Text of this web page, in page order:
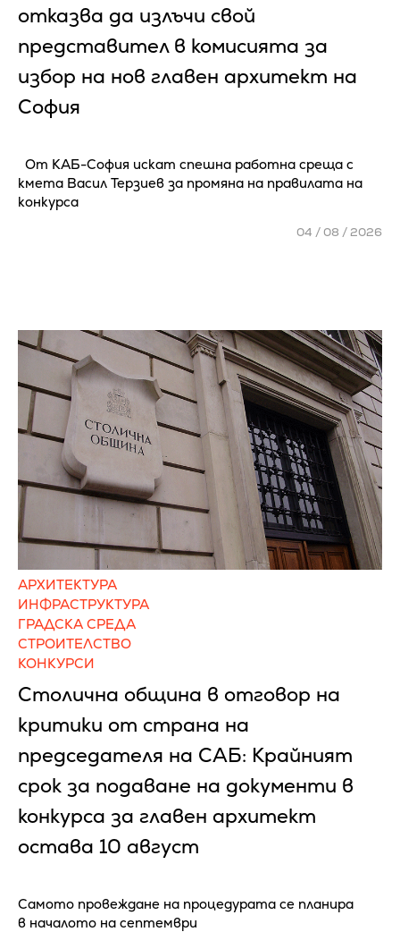
отказва да излъчи свой
представител в комисията за
избор на нов главен архитект на
София
От КАБ-София искат спешна работна среща с
кмета Васил Терзиев за промяна на правилата на
конкурса
04 / 08 / 2026
АРХИТЕКТУРА
ИНФРАСТРУКТУРА
ГРАДСКА СРЕДА
СТРОИТЕЛСТВО
КОНКУРСИ
Столична община в отговор на
критики от страна на
председателя на САБ: Крайният
срок за подаване на документи в
конкурса за главен архитект
остава 10 август
Самото провеждане на процедурата се планира
в началото на септември